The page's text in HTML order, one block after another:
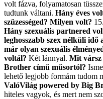
volt fázva, folyamatosan
tudtunk váltani. Hány éves
szüzességed? Milyen volt?
Hány szexuális partnered
leghosszabb szex nélküli idő
már olyan szexuális
voltál? Két lánnyal. Mit vársz
Brother című műsortól?
lehető legjobb formám tudom
ValóVilág powered by Big
hiteles vagyok, és mert nem